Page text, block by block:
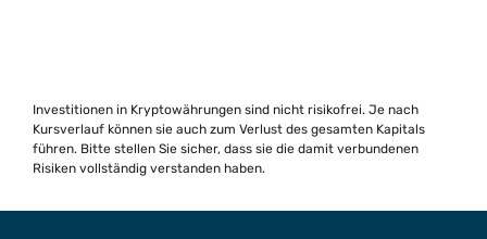
Investitionen in Kryptowährungen sind nicht risikofrei. Je nach
Kursverlauf können sie auch zum Verlust des gesamten Kapitals
führen. Bitte stellen Sie sicher, dass sie die damit verbundenen
Risiken vollständig verstanden haben.